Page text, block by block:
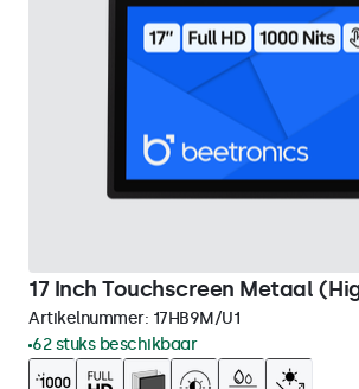
17 Inch Touchscreen Metaal
Artikelnummer: 17HB9M/U1
62 stuks beschikbaar